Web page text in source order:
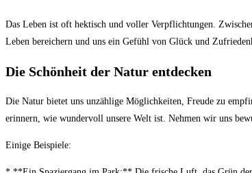
Das Leben ist oft hektisch und voller Verpflichtungen.
Leben bereichern und uns ein Gefühl von Glück und
Die Schönheit der Natur entdecken
Die Natur bietet uns unzählige Möglichkeiten, Freude zu
erinnern, wie wundervoll unsere Welt ist. Nehmen wir uns
Einige Beispiele: